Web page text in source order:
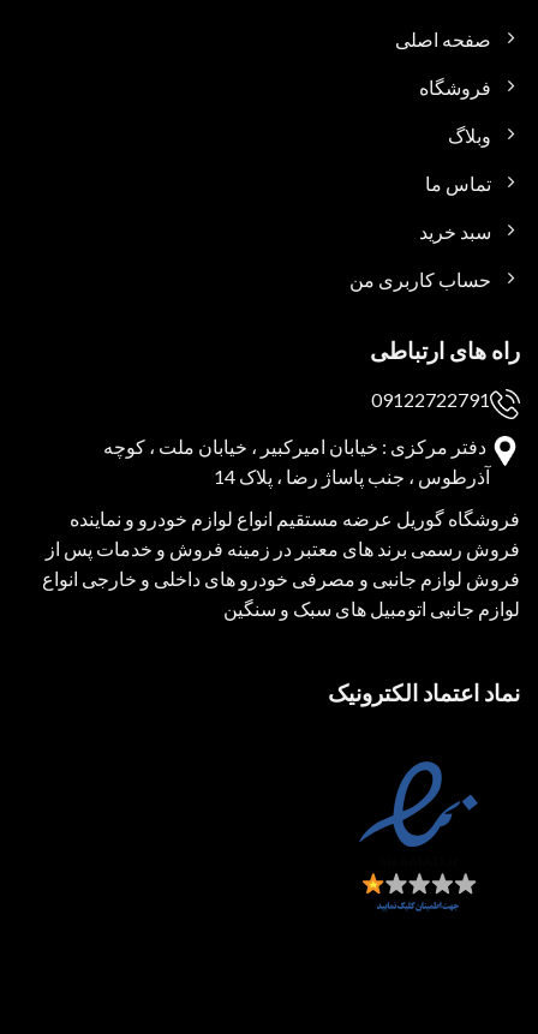
صفحه اصلی
فروشگاه
وبلاگ
تماس ما
سبد خرید
حساب کاربری من
راه های ارتباطی
09122722791
دفتر مرکزی : خیابان امیرکبیر ، خیابان ملت ، کوچه
آذرطوس ، جنب پاساژ رضا ، پلاک 14
فروشگاه گوریل عرضه مستقیم انواع لوازم خودرو و نماینده
فروش رسمی برند های معتبر در زمینه فروش و خدمات پس از
فروش لوازم جانبی و مصرفی خودرو های داخلی و خارجی انواع
لوازم جانبی اتومبیل های سبک و سنگین
نماد اعتماد الکترونیک